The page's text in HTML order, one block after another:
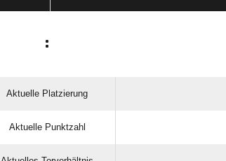
:
Aktuelle Platzierung
Aktuelle Punktzahl